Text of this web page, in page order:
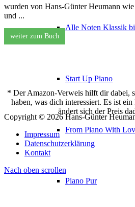
Alle Noten Klassik
Start Up Piano
From Piano With
Piano Pur
wurden von Hans-Günter Heumann
und ...
weiter zum Buch
* Der Amazon-Verweis hilft dir dabei,
haben, was dich interessiert. Es ist
ändert sich der Preis
Copyright © 2026 Hans-Günter
Impressum
Datenschutzerklärung
Kontakt
Nach oben scrollen